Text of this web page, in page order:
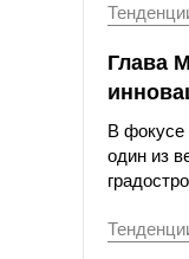
Глава
В фокусе
один из